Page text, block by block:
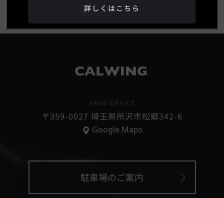
〒359-0027 埼玉県所沢市松郷342-6
Google Maps
駐車場のご案内
詳しくはこちら